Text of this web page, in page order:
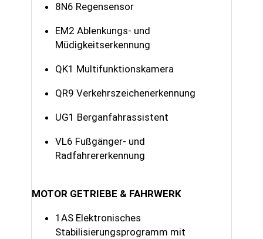
8N6 Regensensor
EM2 Ablenkungs- und
Müdigkeitserkennung
QK1 Multifunktionskamera
QR9 Verkehrszeichenerkennung
UG1 Berganfahrassistent
VL6 Fußgänger- und
Radfahrererkennung
MOTOR GETRIEBE & FAHRWERK
1AS Elektronisches
Stabilisierungsprogramm mit